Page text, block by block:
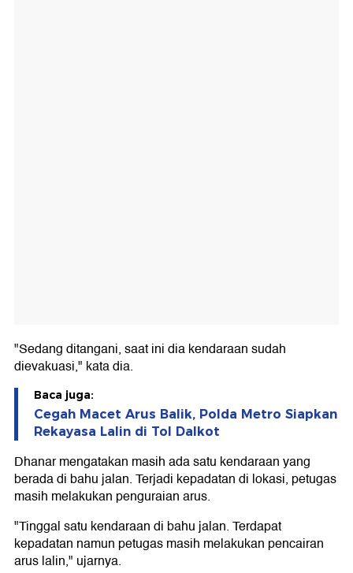
"Sedang ditangani, saat ini dia kendaraan sudah
dievakuasi," kata dia.
Baca juga:
Cegah Macet Arus Balik, Polda Metro Siapkan
Rekayasa Lalin di Tol Dalkot
Dhanar mengatakan masih ada satu kendaraan yang
berada di bahu jalan. Terjadi kepadatan di lokasi, petugas
masih melakukan penguraian arus.
"Tinggal satu kendaraan di bahu jalan. Terdapat
kepadatan namun petugas masih melakukan pencairan
arus lalin," ujarnya.